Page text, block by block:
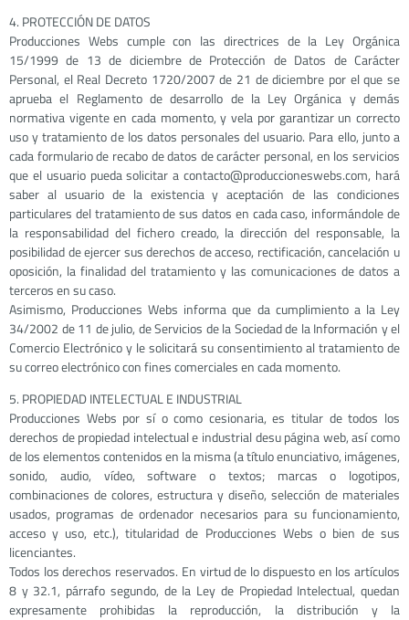
4. PROTECCIÓN DE DATOS
Producciones Webs cumple con las directrices de la Ley Orgánica
15/1999 de 13 de diciembre de Protección de Datos de Carácter
Personal, el Real Decreto 1720/2007 de 21 de diciembre por el que se
aprueba el Reglamento de desarrollo de la Ley Orgánica y demás
normativa vigente en cada momento, y vela por garantizar un correcto
uso y tratamiento de los datos personales del usuario. Para ello, junto a
cada formulario de recabo de datos de carácter personal, en los servicios
que el usuario pueda solicitar a contacto@produccioneswebs.com, hará
saber al usuario de la existencia y aceptación de las condiciones
particulares del tratamiento de sus datos en cada caso, informándole de
la responsabilidad del fichero creado, la dirección del responsable, la
posibilidad de ejercer sus derechos de acceso, rectificación, cancelación u
oposición, la finalidad del tratamiento y las comunicaciones de datos a
terceros en su caso.
Asimismo, Producciones Webs informa que da cumplimiento a la Ley
34/2002 de 11 de julio, de Servicios de la Sociedad de la Información y el
Comercio Electrónico y le solicitará su consentimiento al tratamiento de
su correo electrónico con fines comerciales en cada momento.
5. PROPIEDAD INTELECTUAL E INDUSTRIAL
Producciones Webs por sí o como cesionaria, es titular de todos los
derechos de propiedad intelectual e industrial desu página web, así como
de los elementos contenidos en la misma (a título enunciativo, imágenes,
sonido, audio, vídeo, software o textos; marcas o logotipos,
combinaciones de colores, estructura y diseño, selección de materiales
usados, programas de ordenador necesarios para su funcionamiento,
acceso y uso, etc.), titularidad de Producciones Webs o bien de sus
licenciantes.
Todos los derechos reservados. En virtud de lo dispuesto en los artículos
8 y 32.1, párrafo segundo, de la Ley de Propiedad Intelectual, quedan
expresamente prohibidas la reproducción, la distribución y la